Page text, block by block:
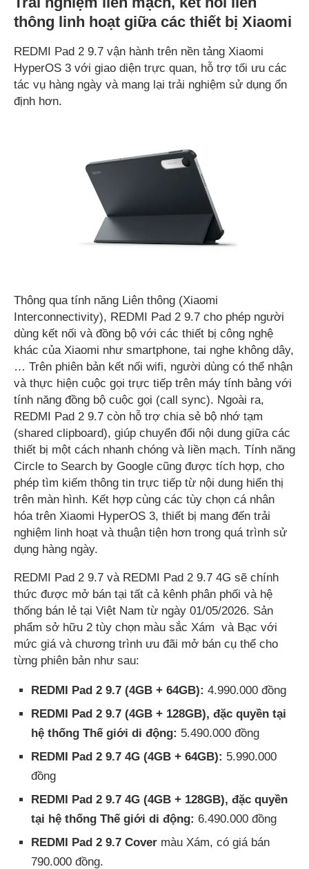
thông linh hoạt giữa các thiết bị Xiaomi
REDMI Pad 2 9.7 vận hành trên nền tảng Xiaomi
HyperOS 3 với giao diện trực quan, hỗ trợ tối ưu các
tác vụ hàng ngày và mang lại trải nghiệm sử dụng ổn
định hơn.
Thông qua tính năng Liên thông (Xiaomi
Interconnectivity), REDMI Pad 2 9.7 cho phép người
dùng kết nối và đồng bộ với các thiết bị công nghệ
khác của Xiaomi như smartphone, tai nghe không dây,
… Trên phiên bản kết nối wifi, người dùng có thể nhận
và thực hiện cuộc gọi trực tiếp trên máy tính bảng với
tính năng đồng bộ cuộc gọi (call sync). Ngoài ra,
REDMI Pad 2 9.7 còn hỗ trợ chia sẻ bộ nhớ tạm
(shared clipboard), giúp chuyển đổi nội dung giữa các
thiết bị một cách nhanh chóng và liền mạch. Tính năng
Circle to Search by Google cũng được tích hợp, cho
phép tìm kiếm thông tin trực tiếp từ nội dung hiển thị
trên màn hình. Kết hợp cùng các tùy chọn cá nhân
hóa trên Xiaomi HyperOS 3, thiết bị mang đến trải
nghiệm linh hoạt và thuận tiện hơn trong quá trình sử
dụng hàng ngày.
REDMI Pad 2 9.7 và REDMI Pad 2 9.7 4G sẽ chính
thức được mở bán tại tất cả kênh phân phối và hệ
thống bán lẻ tại Việt Nam từ ngày 01/05/2026. Sản
phẩm sở hữu 2 tùy chọn màu sắc Xám và Bạc với
mức giá và chương trình ưu đãi mở bán cụ thể cho
từng phiên bản như sau:
REDMI Pad 2 9.7 (4GB + 64GB): 4.990.000 đồng
REDMI Pad 2 9.7 (4GB + 128GB), đặc quyền tại
hệ thống Thế giới di động: 5.490.000 đồng
REDMI Pad 2 9.7 4G (4GB + 64GB): 5.990.000
đồng
REDMI Pad 2 9.7 4G (4GB + 128GB), đặc quyền
tại hệ thống Thế giới di động: 6.490.000 đồng
REDMI Pad 2 9.7 Cover màu Xám, có giá bán
790.000 đồng.